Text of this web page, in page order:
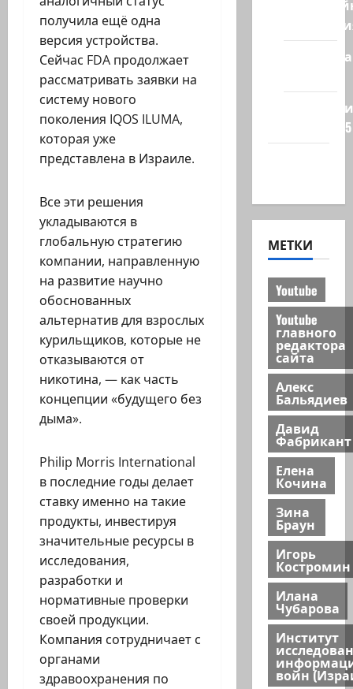
получила ещё одна
версия устройства.
Сейчас FDA продолжает
рассматривать заявки на
систему нового
поколения IQOS ILUMA,
которая уже
представлена в Израиле.
Все эти решения
укладываются в
глобальную стратегию
компании, направленную
на развитие научно
обоснованных
альтернатив для взрослых
курильщиков, которые не
отказываются от
никотина, — как часть
концепции «будущего без
дыма».
Philip Morris International
в последние годы делает
ставку именно на такие
продукты, инвестируя
значительные ресурсы в
исследования,
разработки и
нормативные проверки
своей продукции.
Компания сотрудничает с
органами
здравоохранения по
Полемика
сайта 2025
МЕТКИ
Youtube
Youtube
главного
редактора
сайта
Алекс
Бальядиев
Давид
Фабрикант
Елена
Кочина
Зина
Браун
Игорь
Костромин
Илана
Чубарова
Институт
войн